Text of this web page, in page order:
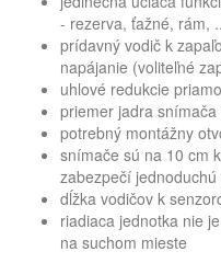
- rezerva, ťažné, rám,
prídavný vodič k
napájanie (voliteľné
uhlové redukcie
priemer jadra snímača
potrebný montážny
snímače sú na 10 cm
zabezpečí
dĺžka vodičov k
riadiaca jednotka nie
na suchom mieste